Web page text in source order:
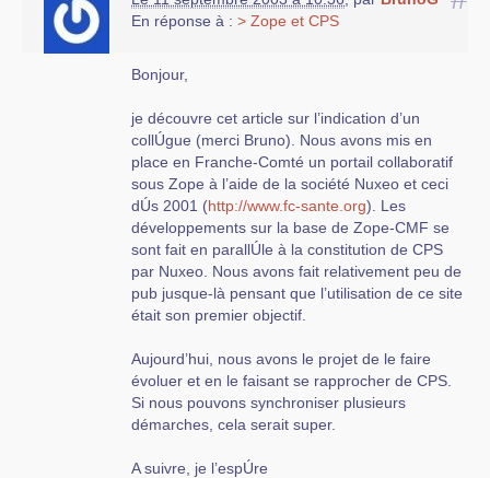
En réponse à : > Zope et CPS
Bonjour,
je découvre cet article sur l’indication d’un
collÚgue (merci Bruno). Nous avons mis en
place en Franche-Comté un portail collaboratif
sous Zope à l’aide de la société Nuxeo et ceci
dÚs 2001 (http://www.fc-sante.org). Les
développements sur la base de Zope-CMF se
sont fait en parallÚle à la constitution de CPS
par Nuxeo. Nous avons fait relativement peu de
pub jusque-là pensant que l’utilisation de ce site
était son premier objectif.
Aujourd’hui, nous avons le projet de le faire
évoluer et en le faisant se rapprocher de CPS.
Si nous pouvons synchroniser plusieurs
démarches, cela serait super.
A suivre, je l’espÚre